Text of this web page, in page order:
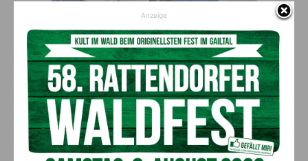
Das mediale Interesse war groß: Interview seitens des
ORF mit DGKP Nicole Linder
Wie würden die Angestellten in
den Pflegeheimen profitieren?
Silvia Igumnov:Menschen, die derzeit in Pflegeberufen
Anzeige